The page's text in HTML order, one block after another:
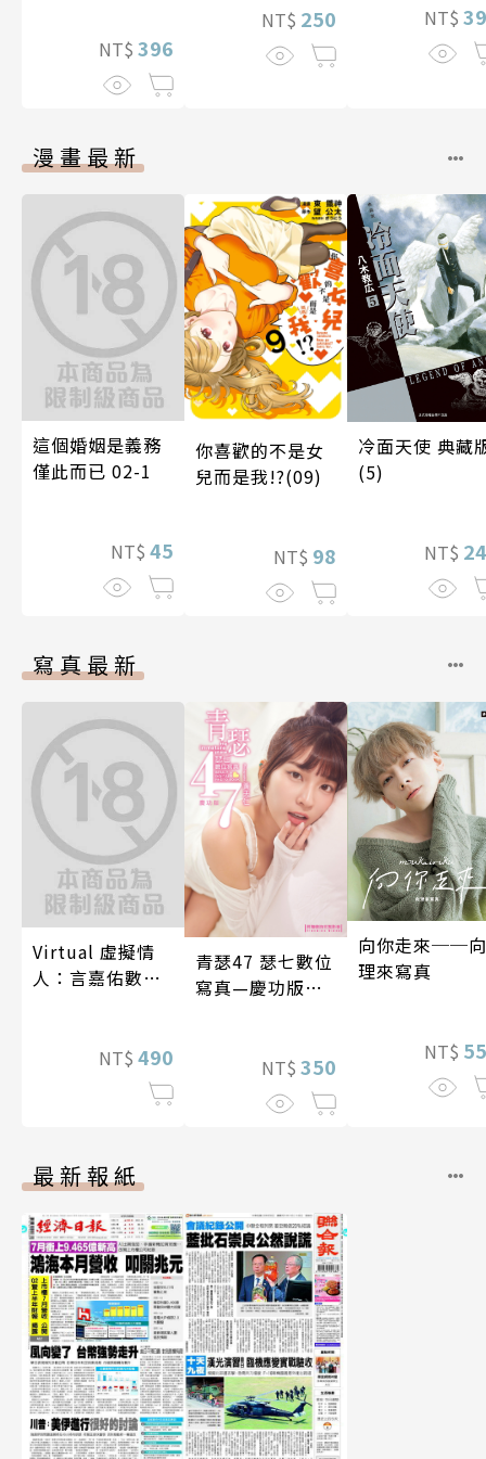
NT$ 396
NT$ 250 NT$
漫畫最新
這個婚姻是義務
僅此而已 02-1
NT$ 45
你喜歡的不是女
兒而是我!?(09)
NT$ 98
冷面天使 典藏
(5)
NT$
寫真最新
Virtual 虛擬情
人：言嘉佑數位
NT$ 490
青瑟47 瑟七數位
寫真—慶功版
NT$ 350
向你走來──向
理來寫真
NT$
最新報紙